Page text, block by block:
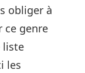
obliger à
ce genre
liste
les